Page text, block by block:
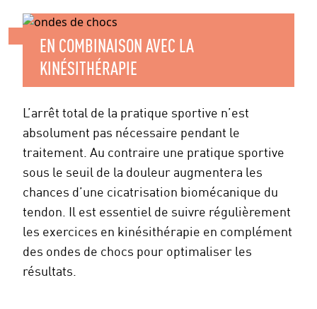
EN COMBINAISON AVEC LA
KINÉSITHÉRAPIE
L’arrêt total de la pratique sportive n’est
absolument pas nécessaire pendant le
traitement. Au contraire une pratique sportive
sous le seuil de la douleur augmentera les
chances d’une cicatrisation biomécanique du
tendon. Il est essentiel de suivre régulièrement
les exercices en kinésithérapie en complément
des ondes de chocs pour optimaliser les
résultats.